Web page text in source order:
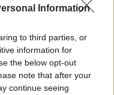
Information
to third parties, or
information for
the below opt-out
note that after your
continue seeing
στην
της οφειλής
του
οι οφειλές